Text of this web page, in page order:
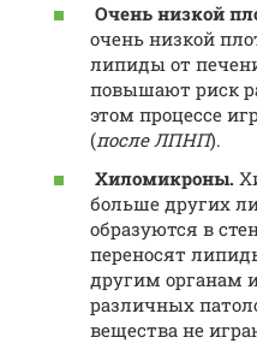
Очень низкой
очень низкой
липиды от
повышают риск
этом процессе
(после ЛПНП).
Хиломикроны.
больше других
образуются в
переносят
другим органам
различных
вещества не